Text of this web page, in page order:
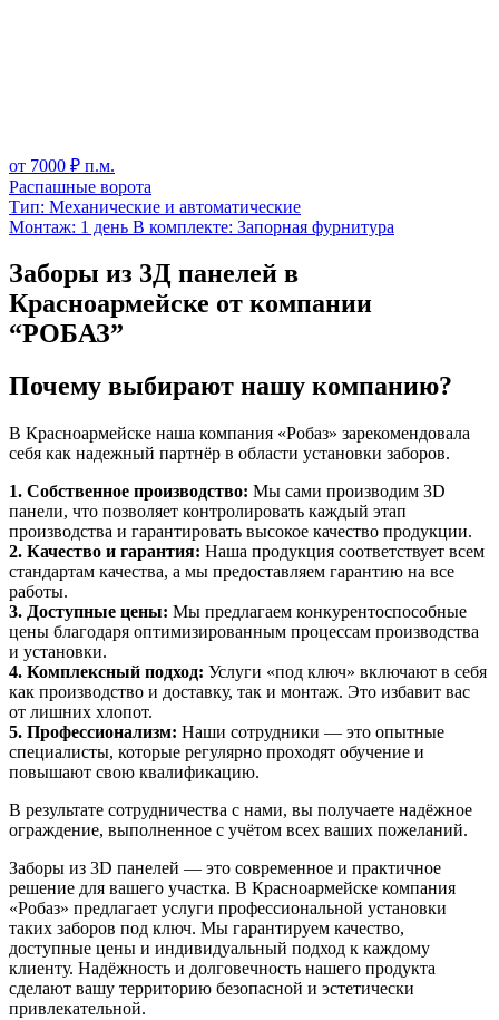
от 7000 ₽ п.м.
Распашные ворота
Тип: Механические и автоматические
Монтаж: 1 день В комплекте: Запорная фурнитура
Заборы из 3Д панелей в
Красноармейске от компании
“РОБАЗ”
Почему выбирают нашу компанию?
В Красноармейске наша компания «Робаз» зарекомендовала
себя как надежный партнёр в области установки заборов.
1. Собственное производство: Мы сами производим 3D
панели, что позволяет контролировать каждый этап
производства и гарантировать высокое качество продукции.
2. Качество и гарантия: Наша продукция соответствует всем
стандартам качества, а мы предоставляем гарантию на все
работы.
3. Доступные цены: Мы предлагаем конкурентоспособные
цены благодаря оптимизированным процессам производства
и установки.
4. Комплексный подход: Услуги «под ключ» включают в себя
как производство и доставку, так и монтаж. Это избавит вас
от лишних хлопот.
5. Профессионализм: Наши сотрудники — это опытные
специалисты, которые регулярно проходят обучение и
повышают свою квалификацию.
В результате сотрудничества с нами, вы получаете надёжное
ограждение, выполненное с учётом всех ваших пожеланий.
Заборы из 3D панелей — это современное и практичное
решение для вашего участка. В Красноармейске компания
«Робаз» предлагает услуги профессиональной установки
таких заборов под ключ. Мы гарантируем качество,
доступные цены и индивидуальный подход к каждому
клиенту. Надёжность и долговечность нашего продукта
сделают вашу территорию безопасной и эстетически
привлекательной.